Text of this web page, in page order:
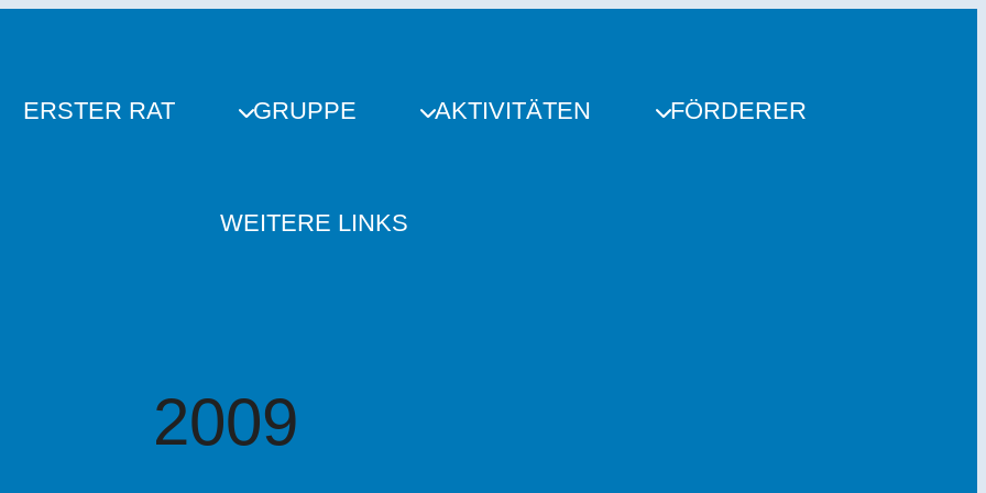
ERSTER RAT GRUPPE AKTIVITÄTEN FÖRDERER
WEITERE LINKS
2009